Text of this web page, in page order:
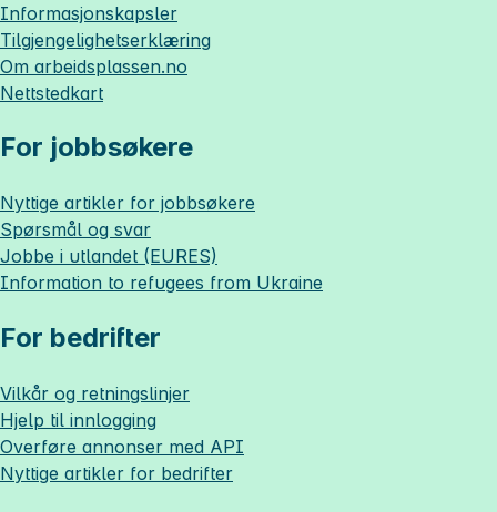
Informasjonskapsler
Tilgjengelighetserklæring
Om arbeidsplassen.no
Nettstedkart
For jobbsøkere
Nyttige artikler for jobbsøkere
Spørsmål og svar
Jobbe i utlandet (EURES)
Information to refugees from Ukraine
For bedrifter
Vilkår og retningslinjer
Hjelp til innlogging
Overføre annonser med API
Nyttige artikler for bedrifter